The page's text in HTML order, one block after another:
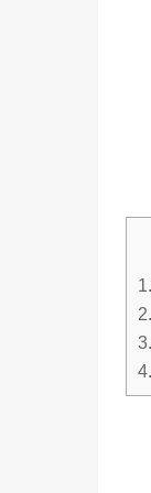
1.
2.
3.
4.